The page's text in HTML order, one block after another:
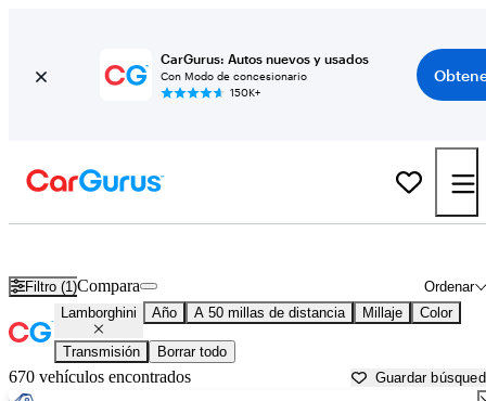
CarGurus: Autos nuevos y usados
Con Modo de concesionario
150K+
Filtro (1) Ordenar
Compara
Lamborghini Año A 50 millas de distancia Millaje Color
Transmisión Borrar todo
670 vehículos encontrados Guardar